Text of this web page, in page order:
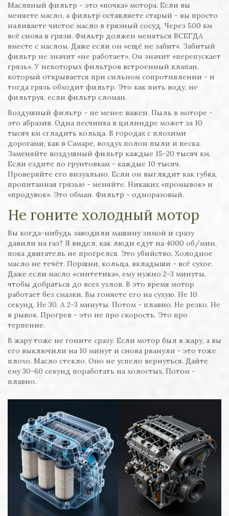
Масляный фильтр - это «почка» мотора. Если вы
меняете масло, а фильтр оставляете старый - вы просто
наливаете чистое масло в грязный сосуд. Через 500 км
всё снова в грязи. Фильтр должен меняться ВСЕГДА
вместе с маслом. Даже если он «ещё не забит». Забитый
фильтр не значит «не работает». Он значит «перепускает
грязь». У некоторых фильтров встроенный клапан,
который открывается при сильном сопротивлении - и
тогда грязь обходит фильтр. Это как пить воду, не
фильтруя, если фильтр сломан.
Воздушный фильтр - не менее важен. Пыль в моторе -
это абразив. Одна песчинка в цилиндре может за 10
тысяч км сгладить кольца. В городах с плохими
дорогами, как в Самаре, воздух полон пыли и песка.
Заменяйте воздушный фильтр каждые 15-20 тысяч км.
Если ездите по грунтовкам - каждые 10 тысяч.
Проверяйте его визуально. Если он выглядит как губка,
пропитанная грязью - меняйте. Никаких «промывок» и
«продувок». Это обман. Фильтр - одноразовый.
Не гоните холодный мотор
Вы когда-нибудь заводили машину зимой и сразу
давили на газ? Я видел, как люди едут на 4000 об/мин,
пока двигатель не прогрелся. Это убийство. Холодное
масло не течёт. Поршни, кольца, вкладыши - всё сухое.
Даже если масло «синтетика», ему нужно 2-3 минуты,
чтобы добраться до всех узлов. В это время мотор
работает без смазки. Вы гоняете его на сухую. Не 10
секунд. Не 30. А 2-3 минуты. Потом - плавно. Не резко. Не
в рывок. Прогрев - это не про скорость. Это про
терпение.
В жару тоже не гоните сразу. Если мотор был в жару, а вы
его выключили на 10 минут и снова рванули - это тоже
плохо. Масло стекло. Оно не успело вернуться. Дайте
ему 30-60 секунд поработать на холостых. Потом -
плавно.